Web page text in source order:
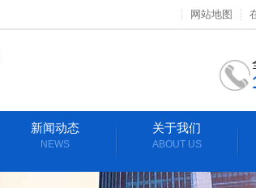
网站地图
新闻动态
NEWS
关于我们
ABOUT US